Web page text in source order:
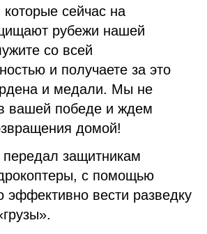
сейчас на
рубежи нашей
со всей
и получаете за это
и медали. Мы не
вашей победе и ждем
домой!
передал защитникам
с помощью
эффективно вести разведку